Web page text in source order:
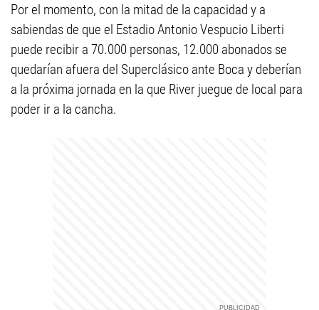
Por el momento, con la mitad de la capacidad y a
sabiendas de que el Estadio Antonio Vespucio Liberti
puede recibir a 70.000 personas, 12.000 abonados se
quedarían afuera del Superclásico ante Boca y deberían
a la próxima jornada en la que River juegue de local para
poder ir a la cancha.